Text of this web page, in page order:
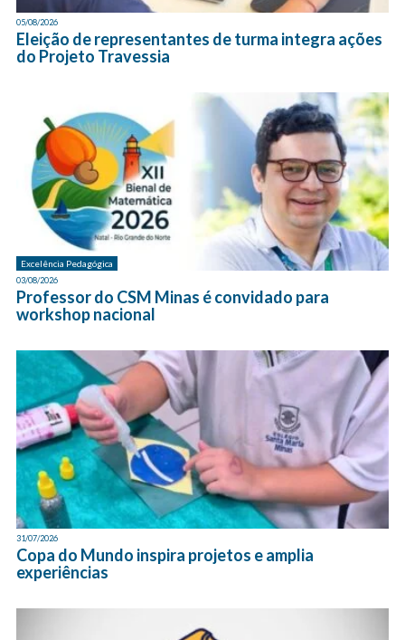
05/08/2026
Eleição de representantes de turma integra ações
do Projeto Travessia
Excelência Pedagógica
03/08/2026
Professor do CSM Minas é convidado para
workshop nacional
31/07/2026
Copa do Mundo inspira projetos e amplia
experiências